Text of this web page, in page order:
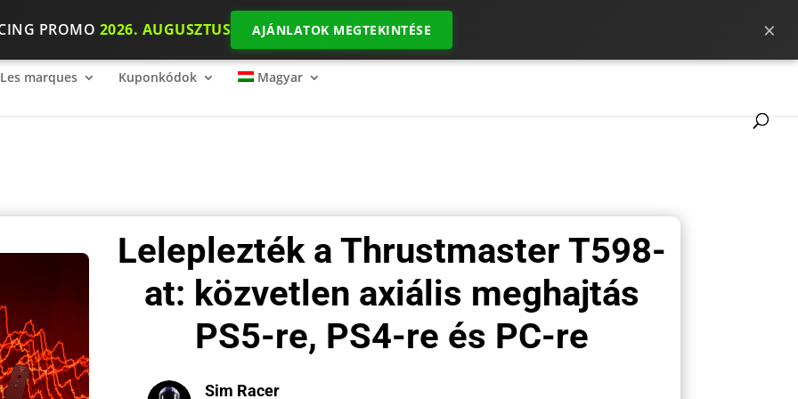
PROMO 2026. AUGUSZTUS AJÁNLATOK MEGTEKINTÉSE ×
mércéje 2026 SimRacing: Milyen felszerelésre van szükséged ahhoz, hogy jól indulj ?
Les marques Kuponkódok Magyar
Leleplezték a Thrustmaster T598-
at: közvetlen axiális meghajtás
PS5-re, PS4-re és PC-re
Sim Racer